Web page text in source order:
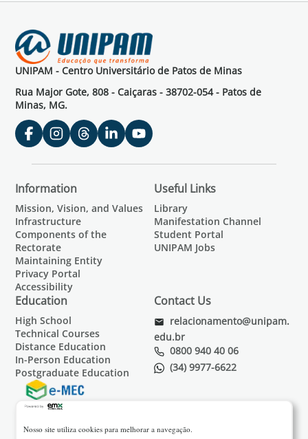
UNIPAM - Centro Universitário de Patos de Minas
Rua Major Gote, 808 - Caiçaras - 38702-054 - Patos de
Minas, MG.
Information
Mission, Vision, and Values
Infrastructure
Components of the
Rectorate
Maintaining Entity
Privacy Portal
Accessibility
Useful Links
Library
Manifestation Channel
Student Portal
UNIPAM Jobs
Education
High School
Technical Courses
Distance Education
In-Person Education
Postgraduate Education
Contact Us
relacionamento@unipam.
edu.br
0800 940 40 06
(34) 9977-6622
Nosso site utiliza cookies para melhorar a navegação.